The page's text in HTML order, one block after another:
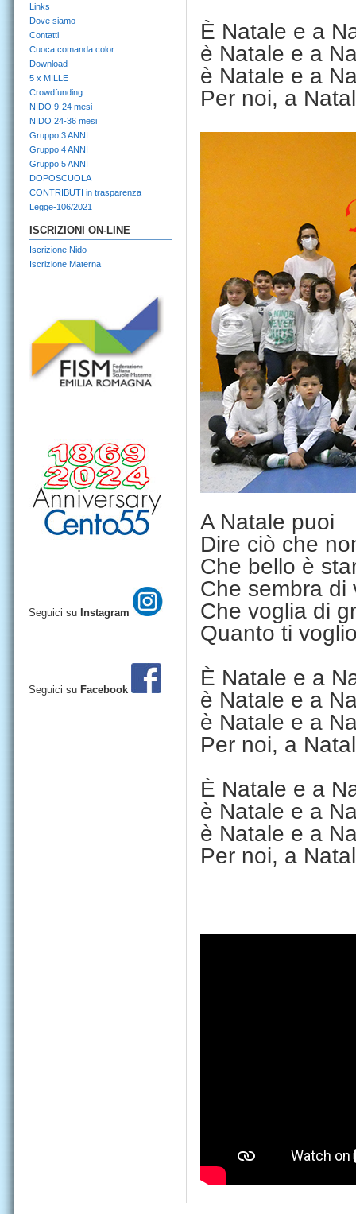
È Natale e a
è Natale e a
è Natale e a
Per noi, a
A Natale puoi
Dire ciò che
Che bello è
Che sembra di
Che voglia di
Quanto ti
È Natale e a
è Natale e a
è Natale e a
Per noi, a
È Natale e a
è Natale e a
è Natale e a
Per noi, a
Links
Dove siamo
Contatti
Cuoca comanda color...
Download
5 x MILLE
Crowdfunding
NIDO 9-24 mesi
NIDO 24-36 mesi
Gruppo 3 ANNI
Gruppo 4 ANNI
Gruppo 5 ANNI
DOPOSCUOLA
CONTRIBUTI in trasparenza
Legge-106/2021
ISCRIZIONI ON-LINE
Iscrizione Nido
Iscrizione Materna
Seguici su Instagram
Seguici su Facebook